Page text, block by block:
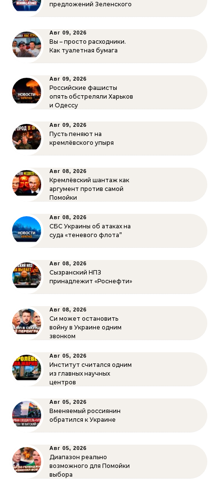
предложений Зеленского
Авг 09, 2026
Вы – просто расходники.
Как туалетная бумага
Авг 09, 2026
Российские фашисты
опять обстреляли Харьков
и Одессу
Авг 09, 2026
Пусть пеняют на
кремлёвского упыря
Авг 08, 2026
Кремлёвский шантаж как
аргумент против самой
Помойки
Авг 08, 2026
СБС Украины об атаках на
суда «теневого флота”
Авг 08, 2026
Сызранский НПЗ
принадлежит «Роснефти»
Авг 08, 2026
Си может остановить
войну в Украине одним
звонком
Авг 05, 2026
Институт считался одним
из главных научных
центров
Авг 05, 2026
Вменяемый россиянин
обратился к Украине
Авг 05, 2026
Диапазон реально
возможного для Помойки
выбора